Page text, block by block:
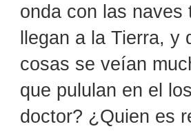
onda con las
llegan a la Tierra, y
cosas se veían
que pululan en el
doctor? ¿Quien es